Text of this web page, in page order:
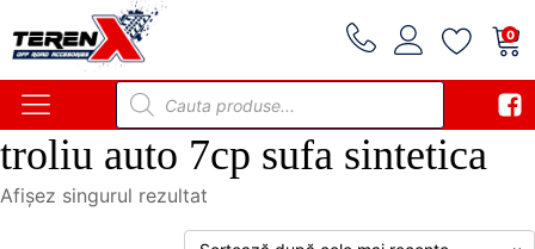
0
Products
search
troliu auto 7cp sufa sintetica
Afișez singurul rezultat